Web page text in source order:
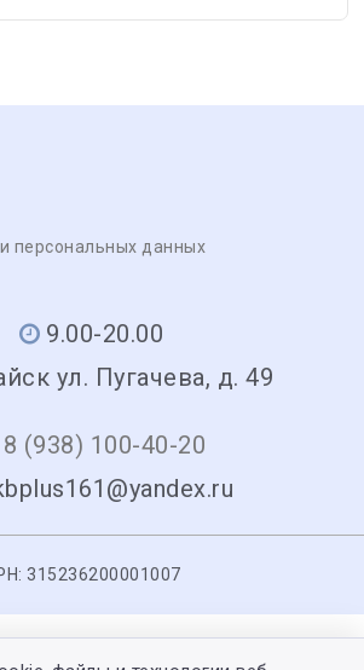
персональных данных
9.00-20.00
ул. Пугачева, д. 49
8 (938) 100-40-20
315236200001007